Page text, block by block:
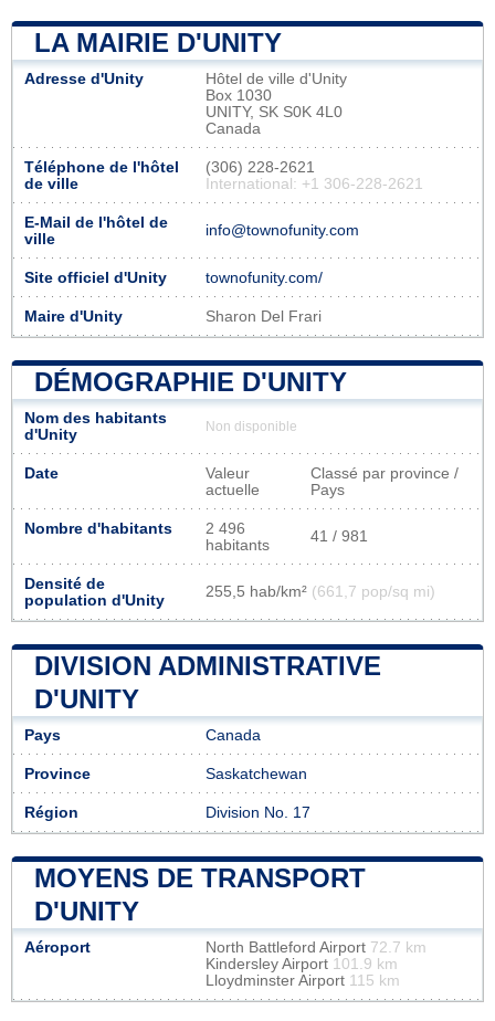
LA MAIRIE D'UNITY
Adresse d'Unity
Hôtel de ville d'Unity
Box 1030
UNITY, SK S0K 4L0
Canada
Téléphone de l'hôtel
de ville
(306) 228-2621
International: +1 306-228-2621
E-Mail de l'hôtel de
ville
info@townofunity.com
Site officiel d'Unity townofunity.com/
Maire d'Unity Sharon Del Frari
DÉMOGRAPHIE D'UNITY
Nom des habitants
d'Unity
Non disponible
Date
Valeur
actuelle
Classé par province /
Pays
Nombre d'habitants
2 496
habitants
41 / 981
Densité de
population d'Unity
255,5 hab/km² (661,7 pop/sq mi)
DIVISION ADMINISTRATIVE
D'UNITY
Pays Canada
Province Saskatchewan
Région Division No. 17
MOYENS DE TRANSPORT
D'UNITY
Aéroport North Battleford Airport 72.7 km
Kindersley Airport 101.9 km
Lloydminster Airport 115 km